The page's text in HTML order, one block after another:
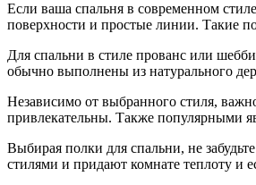
Если ваша спальня в современном
поверхности и простые линии. Такие
Для спальни в стиле прованс или
обычно выполнены из натурального
Независимо от выбранного стиля,
привлекательны. Также популярными
Выбирая полки для спальни, не
стилями и придают комнате теплоту и